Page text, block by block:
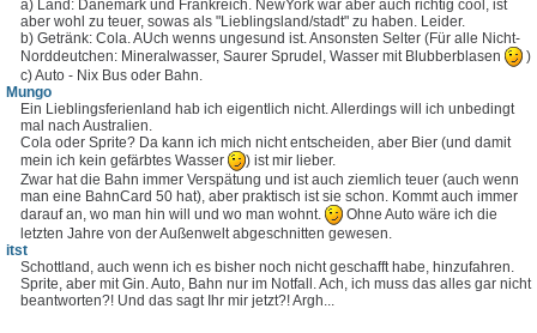
a) Land: Dänemark und Frankreich. NewYork war aber auch richtig cool, ist
aber wohl zu teuer, sowas als "Lieblingsland/stadt" zu haben. Leider.
b) Getränk: Cola. AUch wenns ungesund ist. Ansonsten Selter (Für alle Nicht-
Norddeutchen: Mineralwasser, Saurer Sprudel, Wasser mit Blubberblasen
)
c) Auto - Nix Bus oder Bahn.
Mungo
Ein Lieblingsferienland hab ich eigentlich nicht. Allerdings will ich unbedingt
mal nach Australien.
Cola oder Sprite? Da kann ich mich nicht entscheiden, aber Bier (und damit
mein ich kein gefärbtes Wasser
) ist mir lieber.
Zwar hat die Bahn immer Verspätung und ist auch ziemlich teuer (auch wenn
man eine BahnCard 50 hat), aber praktisch ist sie schon. Kommt auch immer
darauf an, wo man hin will und wo man wohnt.
Ohne Auto wäre ich die
letzten Jahre von der Außenwelt abgeschnitten gewesen.
itst
Schottland, auch wenn ich es bisher noch nicht geschafft habe, hinzufahren.
Sprite, aber mit Gin. Auto, Bahn nur im Notfall. Ach, ich muss das alles gar nicht
beantworten?! Und das sagt Ihr mir jetzt?! Argh...